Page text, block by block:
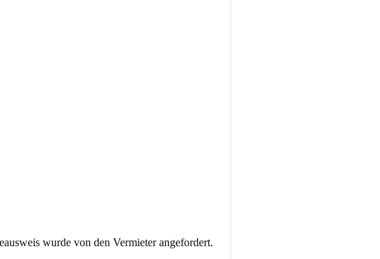
wurde von den Vermieter angefordert.